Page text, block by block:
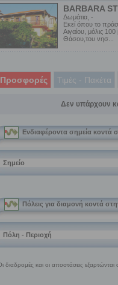
BARBARA
Δωμάτια, -
Εκεί όπου το
Αιγαίου, μόλις
Θάσου,του νησ...
Προσφορές Τιμές - Πακέτα
Δεν υπάρχουν